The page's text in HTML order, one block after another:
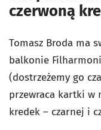
czerwoną
Tomasz Broda ma
balkonie
(dostrzeżemy go
przewraca kartki w
kredek – czarnej i